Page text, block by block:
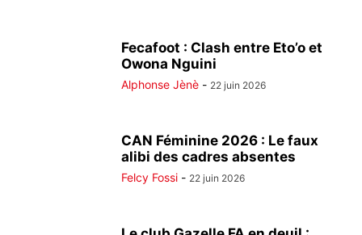
Fecafoot : Clash entre Eto’o et
Owona Nguini
Alphonse Jènè - 22 juin 2026
CAN Féminine 2026 : Le faux
alibi des cadres absentes
Felcy Fossi - 22 juin 2026